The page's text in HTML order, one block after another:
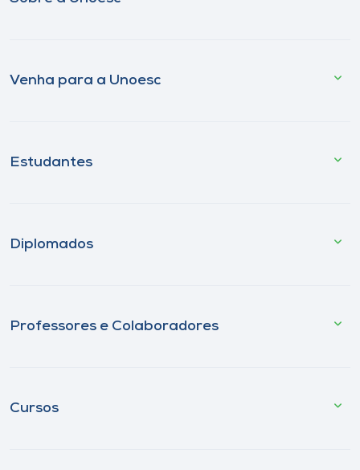
Venha para a Unoesc
Estudantes
Diplomados
Professores e Colaboradores
Cursos